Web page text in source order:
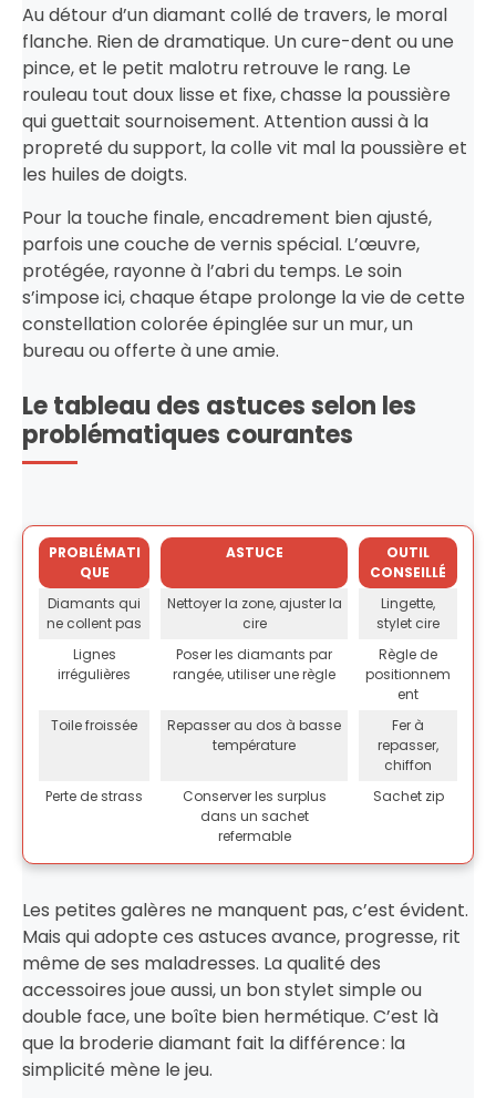
Au détour d’un diamant collé de travers, le moral
flanche. Rien de dramatique. Un cure-dent ou une
pince, et le petit malotru retrouve le rang. Le
rouleau tout doux lisse et fixe, chasse la poussière
qui guettait sournoisement. Attention aussi à la
propreté du support, la colle vit mal la poussière et
les huiles de doigts.
Pour la touche finale, encadrement bien ajusté,
parfois une couche de vernis spécial. L’œuvre,
protégée, rayonne à l’abri du temps. Le soin
s’impose ici, chaque étape prolonge la vie de cette
constellation colorée épinglée sur un mur, un
bureau ou offerte à une amie.
Le tableau des astuces selon les
problématiques courantes
PROBLÉMATI
QUE
ASTUCE
OUTIL
CONSEILLÉ
Diamants qui
ne collent pas
Nettoyer la zone, ajuster la
cire
Lingette,
stylet cire
Lignes
irrégulières
Poser les diamants par
rangée, utiliser une règle
Règle de
positionnem
ent
Toile froissée
Repasser au dos à basse
température
Fer à
repasser,
chiffon
Perte de strass
Conserver les surplus
dans un sachet
refermable
Sachet zip
Les petites galères ne manquent pas, c’est évident.
Mais qui adopte ces astuces avance, progresse, rit
même de ses maladresses. La qualité des
accessoires joue aussi, un bon stylet simple ou
double face, une boîte bien hermétique. C’est là
que la broderie diamant fait la différence : la
simplicité mène le jeu.